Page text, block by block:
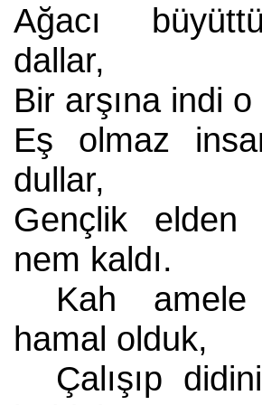
Ağacı
dallar,
Bir arşına indi
Eş olmaz
dullar,
Gençlik
nem kaldı.
Kah
hamal olduk,
Çalışıp